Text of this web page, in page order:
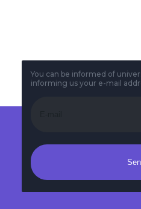
You can be informed of
informing us your e-mail